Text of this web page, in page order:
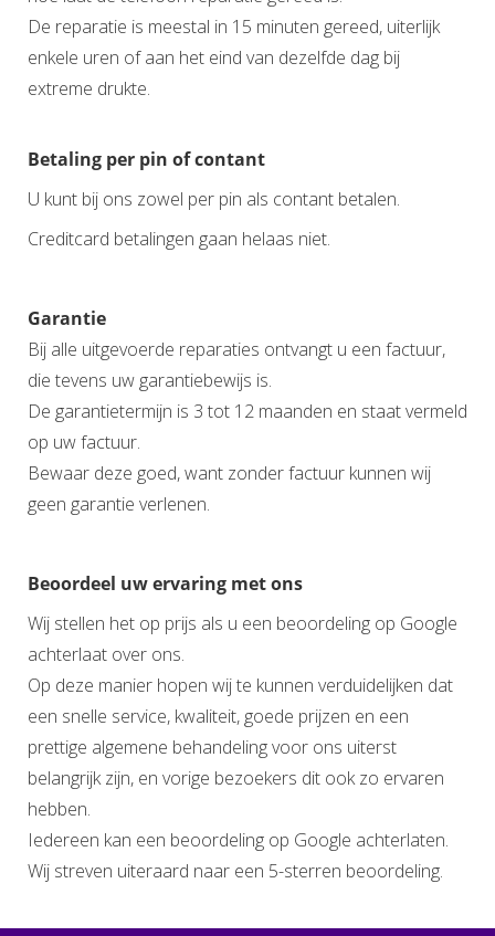
De reparatie is meestal in 15 minuten gereed, uiterlijk
enkele uren of aan het eind van dezelfde dag bij
extreme drukte.
Betaling per pin of contant
U kunt bij ons zowel per pin als contant betalen.
Creditcard betalingen gaan helaas niet.
Garantie
Bij alle uitgevoerde reparaties ontvangt u een factuur,
die tevens uw garantiebewijs is.
De garantietermijn is 3 tot 12 maanden en staat vermeld
op uw factuur.
Bewaar deze goed, want zonder factuur kunnen wij
geen garantie verlenen.
Beoordeel uw ervaring met ons
Wij stellen het op prijs als u een beoordeling op Google
achterlaat over ons.
Op deze manier hopen wij te kunnen verduidelijken dat
een snelle service, kwaliteit, goede prijzen en een
prettige algemene behandeling voor ons uiterst
belangrijk zijn, en vorige bezoekers dit ook zo ervaren
hebben.
Iedereen kan een beoordeling op Google achterlaten.
Wij streven uiteraard naar een 5-sterren beoordeling.